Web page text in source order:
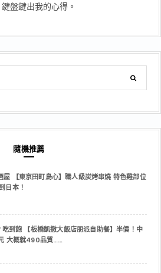
盤鍵出我的心得。
隨機推薦
屋 【東京田町鳥心】職人級炭烤串燒 特色雞部位
日本！
吃到飽 【板橋凱撒大飯店朋派自助餐】半價！中
大概就490品質……